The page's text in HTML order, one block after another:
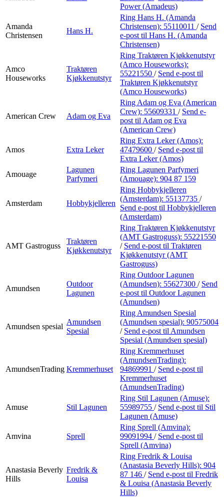
Power (Amadeus)
Amanda
Christensen
Hans H.
Ring Hans H. (Amanda
Christensen): 55110011 / Send
e-post til Hans H. (Amanda
Christensen)
Amco
Houseworks
Traktøren
Kjøkkenutstyr
Ring Traktøren Kjøkkenutstyr
(Amco Houseworks):
55221550 / Send e-post til
Traktøren Kjøkkenutstyr
(Amco Houseworks)
American Crew Adam og Eva
Ring Adam og Eva (American
Crew): 55609331 / Send e-
post til Adam og Eva
(American Crew)
Amos Extra Leker
Ring Extra Leker (Amos):
47479600 / Send e-post til
Extra Leker (Amos)
Amouage
Lagunen
Parfymeri
Ring Lagunen Parfymeri
(Amouage): 904 87 159
Amsterdam Hobbykjelleren
Ring Hobbykjelleren
(Amsterdam): 55137735 /
Send e-post til Hobbykjelleren
(Amsterdam)
AMT Gastroguss
Traktøren
Kjøkkenutstyr
Ring Traktøren Kjøkkenutstyr
(AMT Gastroguss): 55221550
/ Send e-post til Traktøren
Kjøkkenutstyr (AMT
Gastroguss)
Amundsen
Outdoor
Lagunen
Ring Outdoor Lagunen
(Amundsen): 55627300 / Send
e-post til Outdoor Lagunen
(Amundsen)
Amundsen spesial
Amundsen
Spesial
Ring Amundsen Spesial
(Amundsen spesial): 90575004
/ Send e-post til Amundsen
Spesial (Amundsen spesial)
AmundsenTrading Kremmerhuset
Ring Kremmerhuset
(AmundsenTrading):
94869991 / Send e-post til
Kremmerhuset
(AmundsenTrading)
Amuse Stil Lagunen
Ring Stil Lagunen (Amuse):
55989755 / Send e-post til Stil
Lagunen (Amuse)
Amvina Sprell
Ring Sprell (Amvina):
99091994 / Send e-post til
Sprell (Amvina)
Anastasia Beverly
Hills
Fredrik &
Louisa
Ring Fredrik & Louisa
(Anastasia Beverly Hills): 904
87 146 / Send e-post til Fredrik
& Louisa (Anastasia Beverly
Hills)